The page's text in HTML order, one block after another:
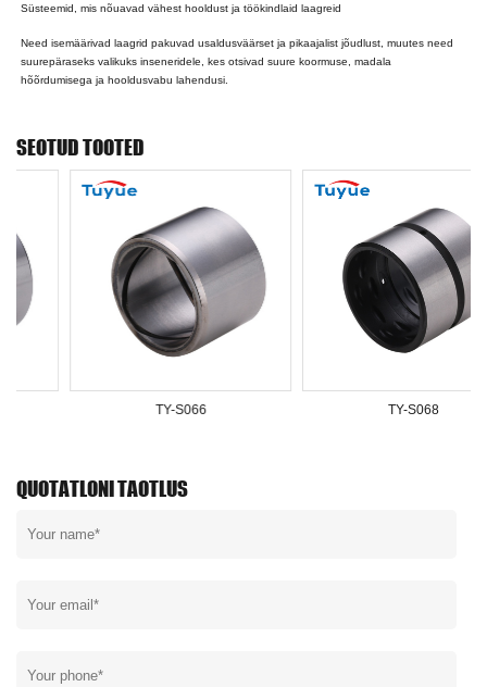
Süsteemid, mis nõuavad vähest hooldust ja töökindlaid laagreid
Need isemäärivad laagrid pakuvad usaldusväärset ja pikaajalist jõudlust, muutes need
suurepäraseks valikuks inseneridele, kes otsivad suure koormuse, madala
hõõrdumisega ja hooldusvabu lahendusi.
SEOTUD TOOTED
TY-S066 TY-S068
QUOTATLONI TAOTLUS